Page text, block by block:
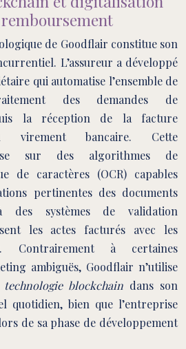
de Goodflair constitue son
L’assureur a développé
qui automatise l’ensemble de
des demandes de
la réception de la facture
virement bancaire. Cette
sur des algorithmes de
de caractères (OCR) capables
pertinentes des documents
des systèmes de validation
les actes facturés avec les
Contrairement à certaines
ambiguës, Goodflair n’utilise
technologie blockchain dans son
quotidien, bien que l’entreprise
de sa phase de développement